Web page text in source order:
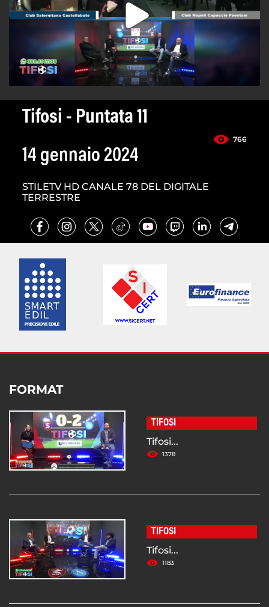
Tifosi - Puntata 11
766
14 gennaio 2024
STILETV HD CANALE 78 DEL DIGITALE
TERRESTRE
FORMAT
TIFOSI
Tifosi...
1378
TIFOSI
Tifosi...
1183